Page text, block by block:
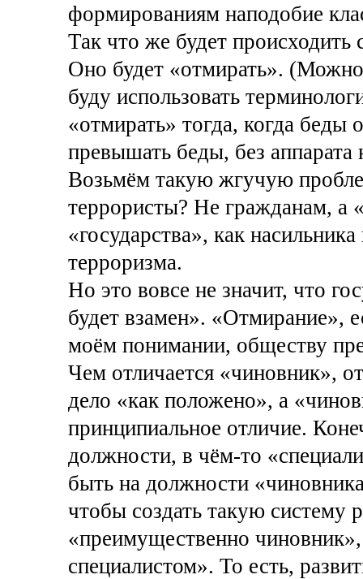
формированиям наподобие
Так что же будет происходить
Оно будет «отмирать». (Можно
буду использовать
«отмирать» тогда, когда беды
превышать беды, без аппарата
Возьмём такую жгучую
террористы? Не гражданам, а
«государства», как
терроризма.
Но это вовсе не значит, что
будет взамен». «Отмирание»,
моём понимании, обществу
Чем отличается «чиновник»,
дело «как положено», а
принципиальное отличие.
должности, в чём-то
быть на должности
чтобы создать такую систему
«преимущественно
специалистом». То есть,